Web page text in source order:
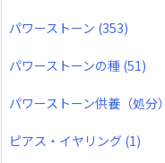
パワーストーン (353)
パワーストーンの種 (51)
パワーストーン供養（処分）
ピアス・イヤリング (1)